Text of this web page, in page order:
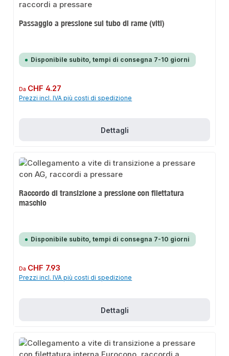
Passaggio a pressione sul tubo di rame (viti)
Disponibile subito, tempi di consegna 7-10 giorni
Prezzo normale:
Da CHF 4.27
Prezzi incl. IVA più costi di spedizione
Dettagli
Raccordo di transizione a pressione con filettatura
maschio
Disponibile subito, tempi di consegna 7-10 giorni
Prezzo normale:
Da CHF 7.93
Prezzi incl. IVA più costi di spedizione
Dettagli